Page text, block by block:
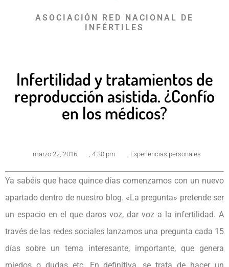
ASOCIACIÓN RED NACIONAL DE
INFÉRTILES
Infertilidad y tratamientos de
reproducción asistida. ¿Confío
en los médicos?
marzo 22, 2016 4:30 pm Experiencias personales
Ya sabéis que hace quince días comenzamos con un nuevo
apartado dentro de nuestro blog. «La pregunta» pretende ser
un espacio en el que daros voz, dar voz a la infertilidad. A
través de las redes sociales lanzamos una pregunta cada 15
días sobre un tema interesante, importante, que genera